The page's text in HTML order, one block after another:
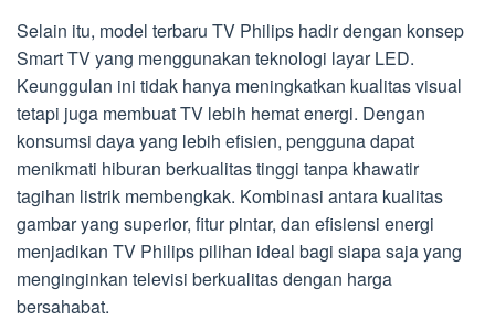
Selain itu, model terbaru TV Philips hadir dengan konsep
Smart TV yang menggunakan teknologi layar LED.
Keunggulan ini tidak hanya meningkatkan kualitas visual
tetapi juga membuat TV lebih hemat energi. Dengan
konsumsi daya yang lebih efisien, pengguna dapat
menikmati hiburan berkualitas tinggi tanpa khawatir
tagihan listrik membengkak. Kombinasi antara kualitas
gambar yang superior, fitur pintar, dan efisiensi energi
menjadikan TV Philips pilihan ideal bagi siapa saja yang
menginginkan televisi berkualitas dengan harga
bersahabat.